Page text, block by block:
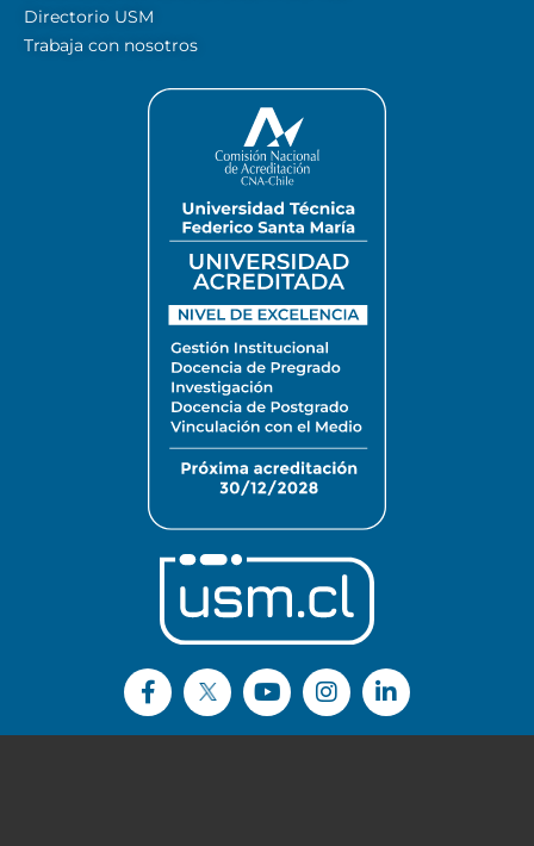
Directorio USM
Trabaja con nosotros